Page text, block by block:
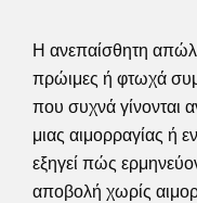
Η ανεπαίσθητη
πρώιμες ή φτωχά
που συχνά γίνονται
μιας αιμορραγίας ή
εξηγεί πώς
αποβολή χωρίς